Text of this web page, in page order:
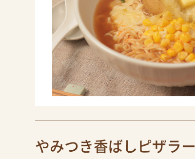
やみつき香ばしピザラー